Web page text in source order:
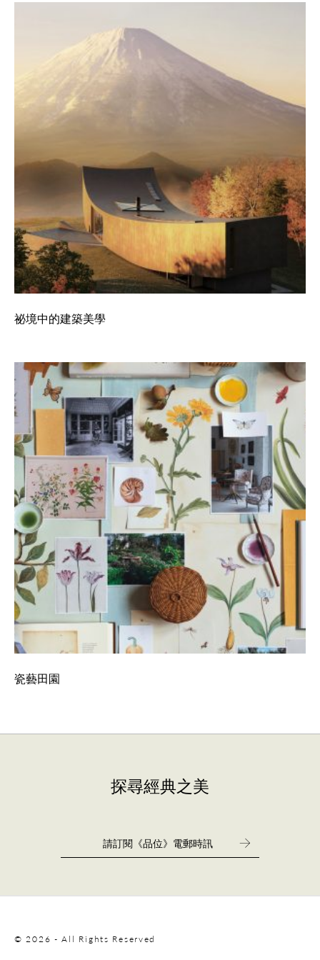
祕境中的建築美學
瓷藝田園
探尋經典之美
© 2026 - All Rights Reserved